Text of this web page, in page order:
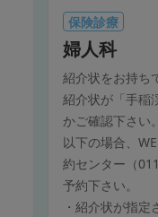
保険診療
婦人科
紹介状をお持ち
紹介状が「手稲
かご確認下さい。
以下の場合、
約センター（
予約下さい。
・紹介状が指定